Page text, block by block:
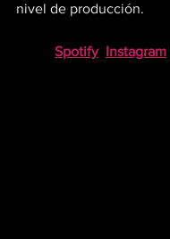
nivel de producción.
Spotify Instagram